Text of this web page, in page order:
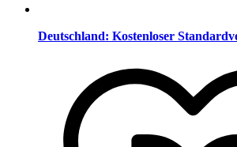
Deutschland: Kostenloser